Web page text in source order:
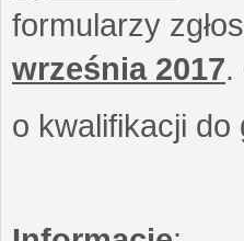
formularzy
września 2017.
o kwalifikacji do